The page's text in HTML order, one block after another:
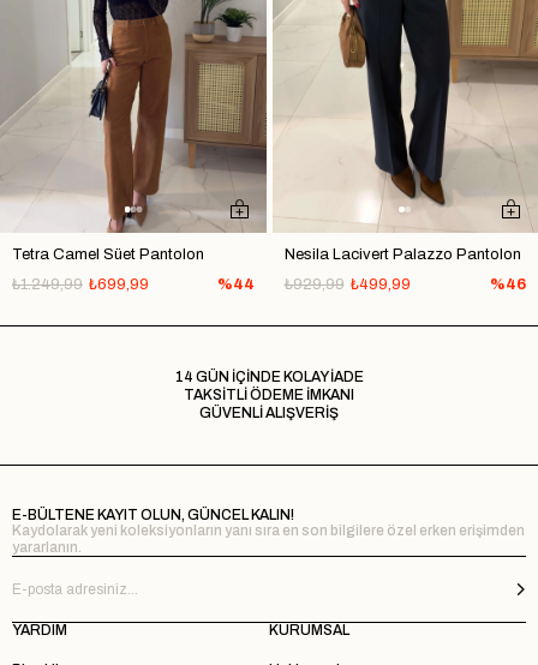
Tetra Camel Süet Pantolon
₺699,99
₺1.249,99 %44
Nesila Lacivert Palazzo Pantolon
₺499,99
₺929,99 %46
14 GÜN İÇİNDE KOLAY İADE
TAKSİTLİ ÖDEME İMKANI
GÜVENLİ ALIŞVERİŞ
E-BÜLTENE KAYIT OLUN, GÜNCEL KALIN!
Kaydolarak yeni koleksiyonların yanı sıra en son bilgilere özel erken erişimden
yararlanın.
YARDIM KURUMSAL